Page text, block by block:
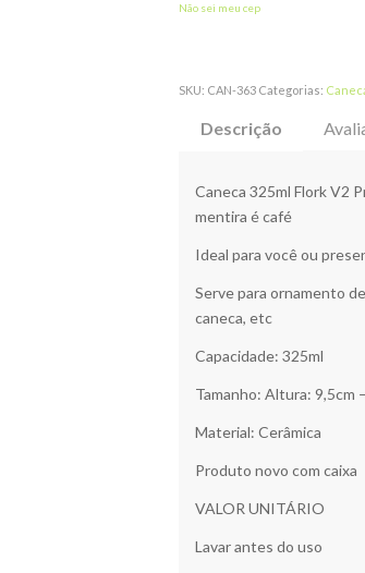
Não sei meu cep
SKU: CAN-363 Categorias:
Descrição
Caneca 325ml Flork V2
mentira é café
Ideal para você ou
Serve para ornamento
caneca, etc
Capacidade: 325ml
Tamanho: Altura: 9,5cm
Material: Cerâmica
Produto novo com caixa
VALOR UNITÁRIO
Lavar antes do uso